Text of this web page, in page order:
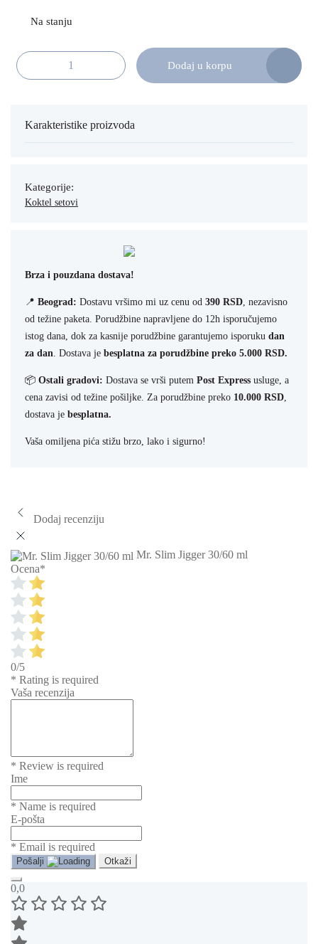
Mr. Slim Jigger 30/60 ml količinaDodaj u korpu
Karakteristike proizvoda
Kategorije:
Koktel setovi
Brza i pouzdana dostava!
📍 Beograd: Dostavu vršimo mi uz cenu od 390 RSD, nezavisno
od težine paketa. Porudžbine napravljene do 12h isporučujemo
istog dana, dok za kasnije porudžbine garantujemo isporuku dan
za dan. Dostava je besplatna za porudžbine preko 5.000 RSD.
📦 Ostali gradovi: Dostava se vrši putem Post Express usluge, a
cena zavisi od težine pošiljke. Za porudžbine preko 10.000 RSD,
dostava je besplatna.
Vaša omiljena pića stižu brzo, lako i sigurno!
Dodaj recenziju
Mr. Slim Jigger 30/60 ml
Ocena*
0/5
* Rating is required
Vaša recenzija
* Review is required
Ime
* Name is required
E-pošta
* Email is required
Pošalji Otkaži
0,0